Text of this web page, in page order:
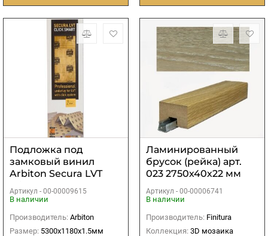
Подложка под
замковый винил
Arbiton Secura LVT
Артикул - 00-00009615
В наличии
Производитель: Arbiton
Размер: 5300х1180х1.5мм
Ламинированный
брусок (рейка) арт.
023 2750х40х22 мм
Артикул - 00-00006741
В наличии
Производитель: Finitura
Коллекция: 3D мозаика